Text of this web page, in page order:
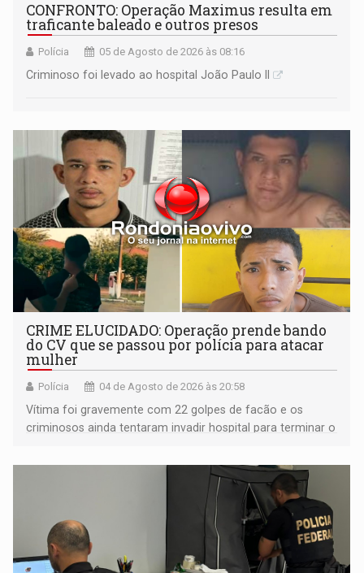
CONFRONTO: Operação Maximus resulta em
traficante baleado e outros presos
Polícia 05 de Agosto de 2026 às 08:16
Criminoso foi levado ao hospital João Paulo II
CRIME ELUCIDADO: Operação prende bando
do CV que se passou por polícia para atacar
mulher
Polícia 04 de Agosto de 2026 às 20:58
Vítima foi gravemente com 22 golpes de facão e os
criminosos ainda tentaram invadir hospital para terminar o